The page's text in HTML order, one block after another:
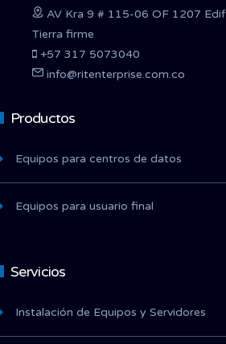
AV Kra 9 # 115-06 OF 1207 Edif
Tierra firme
+57 317 5073040
info@ritenterprise.com.co
Productos
Equipos para centros de datos
Equipos para usuario final
Servicios
Instalación de Equipos y Servidores